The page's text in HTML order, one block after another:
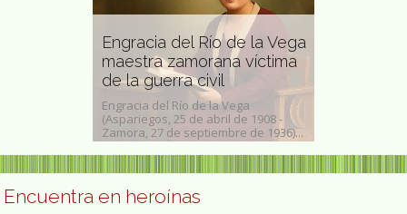
Engracia del Río de la Vega
maestra zamorana víctima
de la guerra civil
Engracia del Río de la Vega
(Aspariegos, 25 de abril de 1908 -
Zamora, 27 de septiembre de 1936)...
Encuentra en heroínas